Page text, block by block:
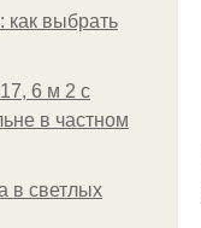
как выбрать
6 м 2 с
в частном
в светлых